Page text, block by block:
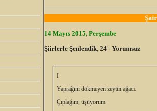
14 Mayıs 2015, Perşembe
Şiirlerle Şenlendik, 24 - Yorumsuz
I
Yaprağını dökmeyen zeytin ağacı.
Çıplağım, üşüyorum